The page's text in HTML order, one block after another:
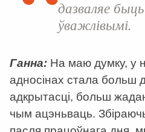
дазваляе
ўважлівымі.
Ганна: На маю думку, у
адносінах стала больш
адкрытасці, больш
чым ацэньваць.